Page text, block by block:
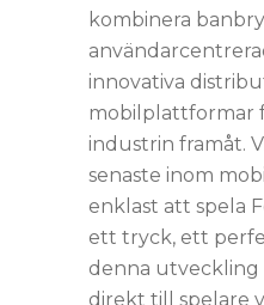
kombinera
innovativa
mobilplattformar
industrin framåt.
senaste inom
enklast att spela
ett tryck, ett
denna utveckling
direkt till spelare